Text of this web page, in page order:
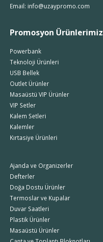
Email: info@uzaypromo.com
Promosyon Ürünlerimiz
Powerbank
Teknoloji Ürünleri
USB Bellek
Outlet Ürünler
Masaüstü VIP Ürünler
VIP Setler
Kalem Setleri
Kalemler
Kırtasiye Ürünleri
Ajanda ve Organizerler
Defterler
Doğa Dostu Ürünler
Termoslar ve Kupalar
Duvar Saatleri
Plastik Ürünler
Masaüstü Ürünler